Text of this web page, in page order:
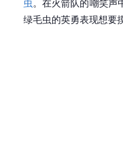
在收服宝可梦！中，小
虫属性宝可梦而十分讨